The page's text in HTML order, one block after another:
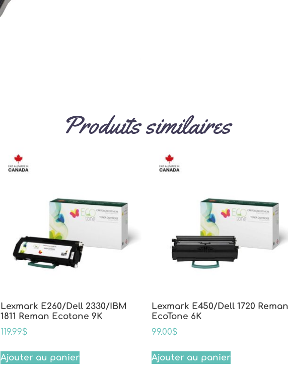
Produits similaires
Lexmark E260/Dell 2330/IBM
1811 Reman Ecotone 9K
119.99$
Ajouter au panier
Lexmark E450/Dell 1720 Reman
EcoTone 6K
99.00$
Ajouter au panier